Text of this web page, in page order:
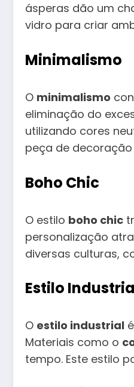
ásperas dão um
vidro para criar
Minimalismo
O minimalismo
eliminação do
utilizando cores
peça de
Boho Chic
O estilo boho chic
personalização
diversas culturas,
Estilo
O estilo industrial
Materiais como o
tempo. Este estilo